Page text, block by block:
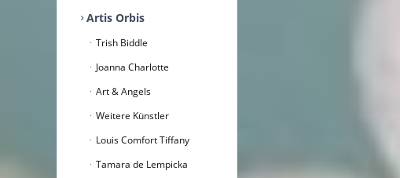
Artis Orbis
Trish Biddle
Joanna Charlotte
Art & Angels
Weitere Künstler
Louis Comfort Tiffany
Tamara de Lempicka